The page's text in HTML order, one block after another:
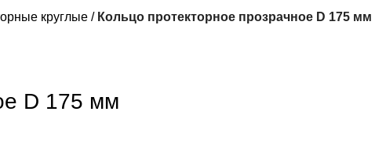
круглые Кольцо протекторное прозрачное D 175 мм
D 175 мм